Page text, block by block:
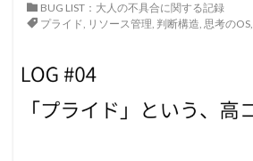
BUG LIST：大人の不具合に関する記録
プライド, リソース管理, 判断構造, 思考のOS,